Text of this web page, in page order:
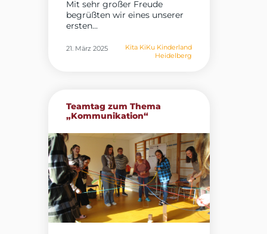
Mit sehr großer Freude
begrüßten wir eines unserer
ersten...
21. März 2025
Kita KiKu Kinderland
Heidelberg
Teamtag zum Thema
„Kommunikation“